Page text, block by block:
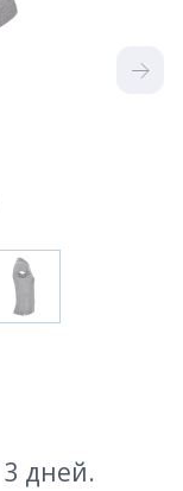
дней.